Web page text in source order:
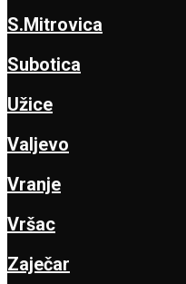
S.Mitrovica
Subotica
Užice
Valjevo
Vranje
Vršac
Zaječar